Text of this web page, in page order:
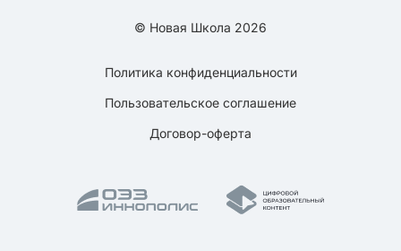
© Новая Школа 2026
Политика конфиденциальности
Пользовательское соглашение
Договор-оферта